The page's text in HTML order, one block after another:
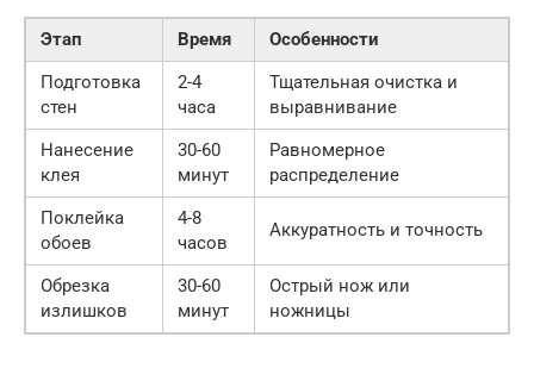
Этап Время
Особенности
Подготовка
стен
2-4
часа
Тщательная очистка и
выравнивание
Нанесение
клея
30-60
минут
Равномерное
распределение
Поклейка
обоев
4-8
часов
Аккуратность и точность
Обрезка
излишков
30-60
минут
Острый нож или
ножницы